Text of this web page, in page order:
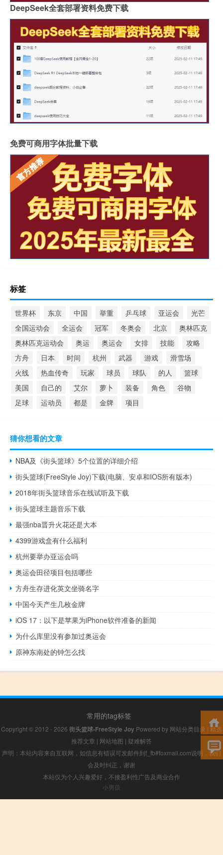
DeepSeek全套部署资料免费下载
免费可商用字体批量下载
标签
世界杯 东京 中国 举重 乒乓球 亚运会
光芒
全国运动会
全运会 冠军 冬奥会 北京
奥林匹克
奥林匹克运动会
奥运 奥运会 女排 技能
攻略
方舟
日本 时间 杭州 武器 游戏
滑雪场
火线
热血传奇 玩家 球员 球队 的人
篮球
美国
自己的 艾尔 萝卜 装备 角色
谷物
足球
运动员 都是 金牌 项目
猜你想看的文章
NBA及《街头篮球》5个位置的详细介绍
街头篮球(FreeStyle Joy)下载(电脑、安卓和IOS所有版本)
2018年街头篮球音乐在线试听及下载
街头篮球主题音乐下载
最强nba晋升火花还是大本
4399游戏盒有什么福利
杭州要举办亚运会吗
奥运会田径项目包括哪些
方舟生存进化英文坐骑名字
中国今天产生几枚金牌
iOS 17：以下是苹果为iPhone软件准备的新闻
为什么库里没有参加过奥运会
原神东南处的钟怎么找
常用的tag标签
Copyright © 2012 - 2026 街头篮球-FreeStyle Joy Powered by 网站分类目录 | 精选
推荐文章 | 网站地图 | 疑难解答
声明：本站内容来自互联网，如信息有错误可发邮件到f_fb#foxmail.com说明，我们
会及时纠正，谢谢
本站仅为个人兴趣爱好，不接盈利性广告及商业合作
小男孩